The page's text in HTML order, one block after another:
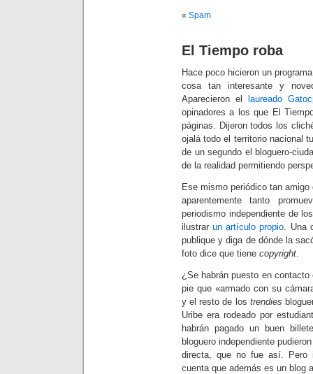
« Spam
El Tiempo roba
Hace poco hicieron un
cosa tan interesante y
Aparecieron el
laureado
opinadores a los que El
páginas. Dijeron todos los
ojalá todo el territorio nacional
de un segundo el bloguero-
de la realidad permitiendo
Ese mismo periódico tan
aparentemente tanto
periodismo independiente de
ilustrarun artículo propio. Una
publique y diga de dónde la
foto dice que tiene copyright.
¿Se habrán puesto en
pie que «armado con su
y el resto de los trendies
Uribe era rodeado por
habrán pagado un buen
bloguero independiente
directa, que no fue así. Pero
cuenta que además es un blog